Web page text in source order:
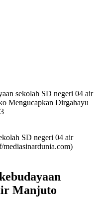
sekolah SD negeri 04 air
Mengucapkan Dirgahayu
SD negeri 04 air
Manjuto